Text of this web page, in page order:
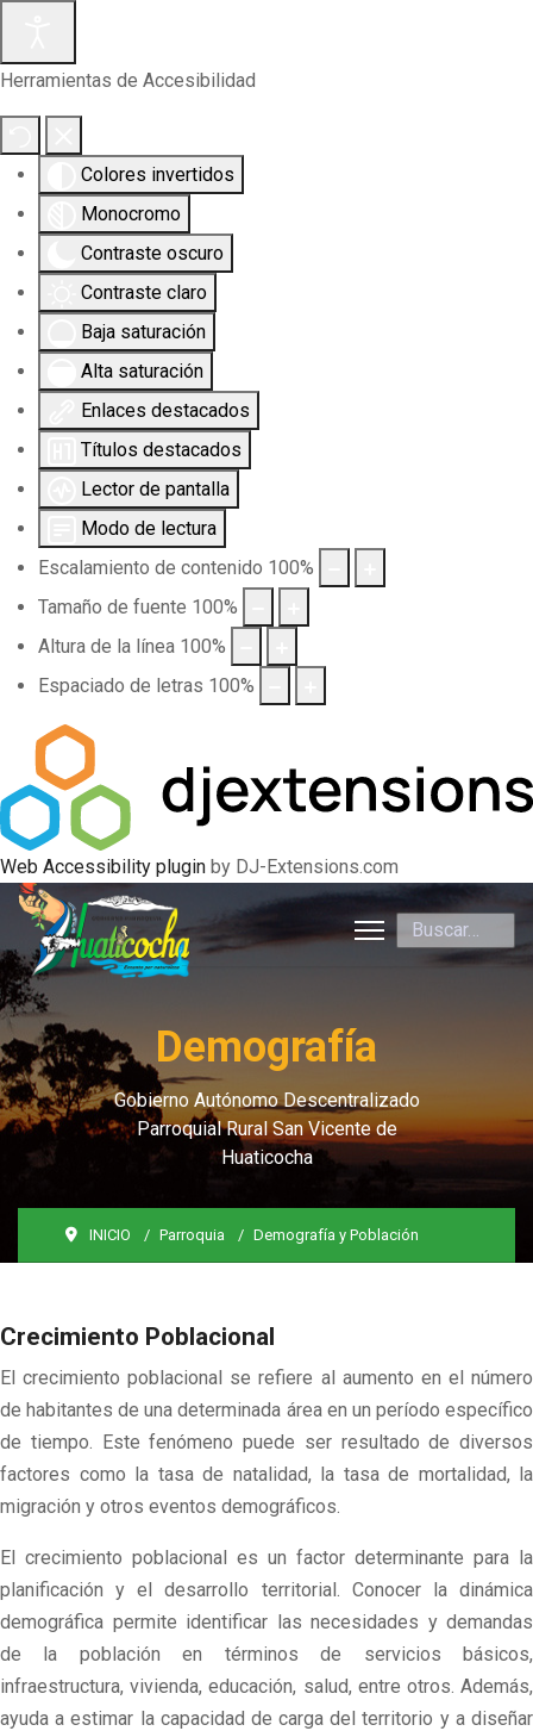
Herramientas de Accesibilidad
Colores invertidos
Monocromo
Contraste oscuro
Contraste claro
Baja saturación
Alta saturación
Enlaces destacados
Títulos destacados
Lector de pantalla
Modo de lectura
Escalamiento de contenido 100%
Tamaño de fuente 100%
Altura de la línea 100%
Espaciado de letras 100%
Web Accessibility plugin by DJ-Extensions.com
Buscar
Demografía
Gobierno Autónomo Descentralizado
Parroquial Rural San Vicente de
Huaticocha
INICIO Parroquia Demografía y Población
Crecimiento Poblacional
El crecimiento poblacional se refiere al aumento en el número
de habitantes de una determinada área en un período específico
de tiempo. Este fenómeno puede ser resultado de diversos
factores como la tasa de natalidad, la tasa de mortalidad, la
migración y otros eventos demográficos.
El crecimiento poblacional es un factor determinante para la
planificación y el desarrollo territorial. Conocer la dinámica
demográfica permite identificar las necesidades y demandas
de la población en términos de servicios básicos,
infraestructura, vivienda, educación, salud, entre otros. Además,
ayuda a estimar la capacidad de carga del territorio y a diseñar